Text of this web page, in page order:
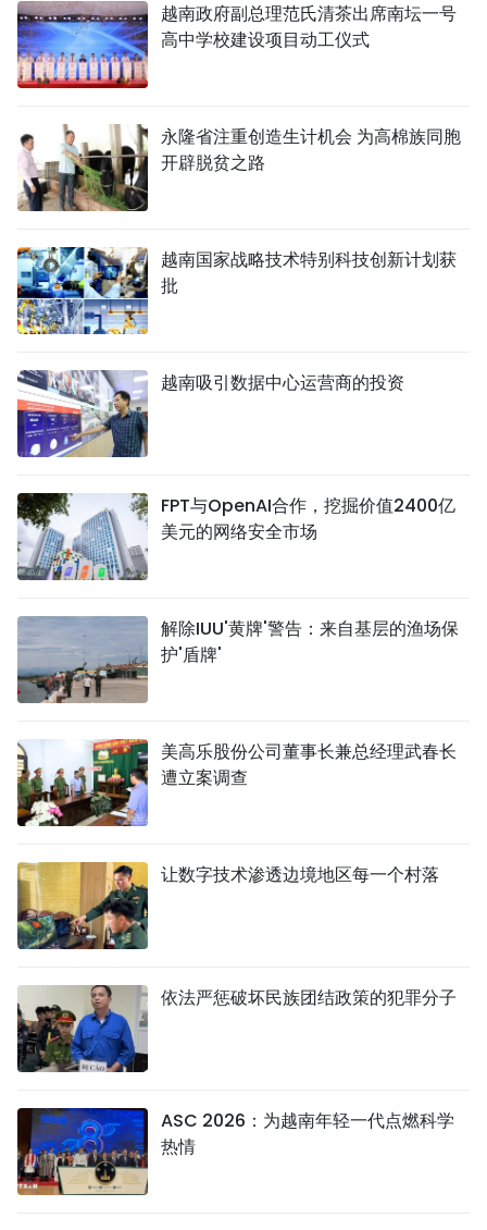
越南政府副总理范氏清茶出席南坛一号
高中学校建设项目动工仪式
永隆省注重创造生计机会 为高棉族同胞
开辟脱贫之路
越南国家战略技术特别科技创新计划获
批
越南吸引数据中心运营商的投资
FPT与OpenAI合作，挖掘价值2400亿
美元的网络安全市场
解除IUU'黄牌'警告：来自基层的渔场保
护'盾牌'
美高乐股份公司董事长兼总经理武春长
遭立案调查
让数字技术渗透边境地区每一个村落
依法严惩破坏民族团结政策的犯罪分子
ASC 2026：为越南年轻一代点燃科学
热情